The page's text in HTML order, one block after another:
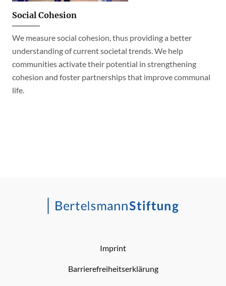
Social Cohesion
We measure social cohesion, thus providing a better
understanding of current societal trends. We help
communities activate their potential in strengthening
cohesion and foster partnerships that improve communal
life.
Imprint
Barrierefreiheitserklärung